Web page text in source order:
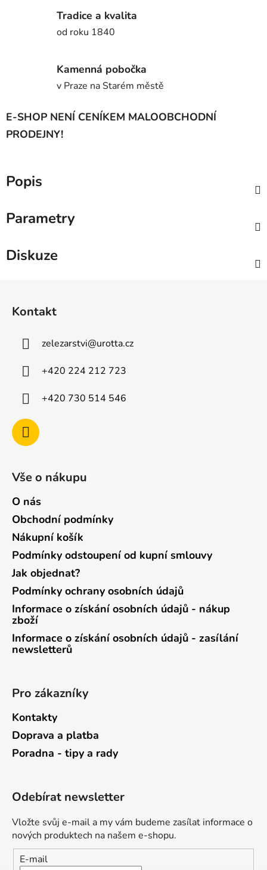
Tradice a kvalita
od roku 1840
Kamenná pobočka
v Praze na Starém městě
E-SHOP NENÍ CENÍKEM MALOOBCHODNÍ
PRODEJNY!
Popis
Parametry
Diskuze
Kontakt
zelezarstvi@urotta.cz
+420 224 212 723
+420 730 514 546
Vše o nákupu
O nás
Obchodní podmínky
Nákupní košík
Podmínky odstoupení od kupní smlouvy
Jak objednat?
Podmínky ochrany osobních údajů
Informace o získání osobních údajů - nákup
zboží
Informace o získání osobních údajů - zasílání
newsletterů
Pro zákazníky
Kontakty
Doprava a platba
Poradna - tipy a rady
Odebírat newsletter
Vložte svůj e-mail a my vám budeme zasílat informace o
nových produktech na našem e-shopu.
E-mail